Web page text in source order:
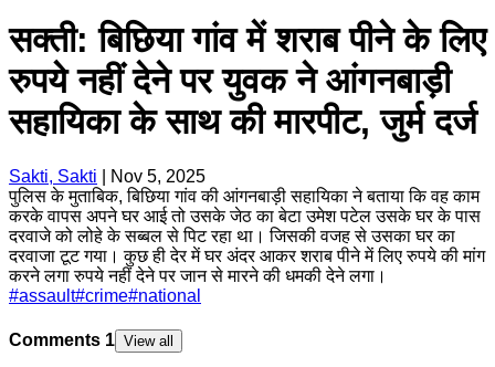
सक्ती: बिछिया गांव में शराब पीने के लिए
रुपये नहीं देने पर युवक ने आंगनबाड़ी
सहायिका के साथ की मारपीट, जुर्म दर्ज
Sakti, Sakti
Nov 5, 2025
पुलिस के मुताबिक, बिछिया गांव की आंगनबाड़ी सहायिका ने बताया कि वह काम
करके वापस अपने घर आई तो उसके जेठ का बेटा उमेश पटेल उसके घर के पास
दरवाजे को लोहे के सब्बल से पिट रहा था। जिसकी वजह से उसका घर का
दरवाजा टूट गया। कुछ ही देर में घर अंदर आकर शराब पीने में लिए रुपये की मांग
करने लगा रुपये नहीं देने पर जान से मारने की धमकी देने लगा।
#assault#crime#national
Comments 1 View all